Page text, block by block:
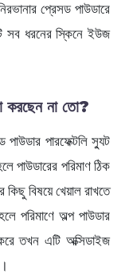
প্রেসড পাউডারে
সব ধরনের স্কিনে ইউজ
করছেন না তো?
পারফেক্টলি স্যুট
পাউডারের পরিমাণ ঠিক
বিষয়ে খেয়াল রাখতে
পরিমাণে অল্প পাউডার
তখন এটি অক্সিডাইজ